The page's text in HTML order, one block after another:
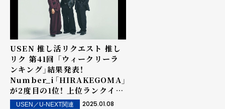
USEN 推し活リクエスト 推し
リク 第41回 「ウィークリーラ
ンキング」結果発表！
Number_i「HIRAKEGOMA」
が2度目の1位！ 上位ランクイン
楽曲は街中・店内で配信！
USEN／U-NEXT関連 2025.01.08